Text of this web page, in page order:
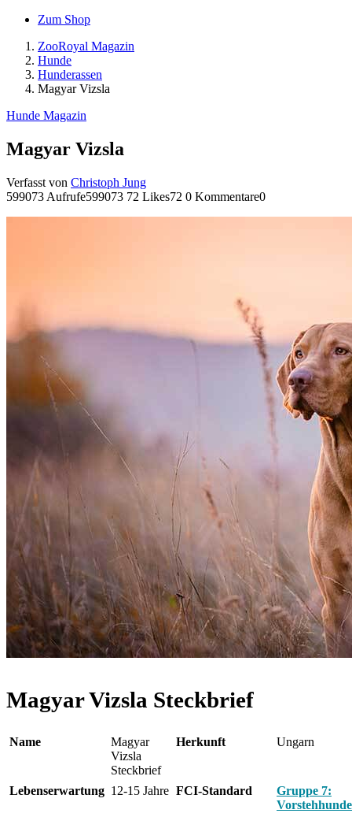
Zum Shop
ZooRoyal Magazin
Hunde
Hunderassen
Magyar Vizsla
Hunde Magazin
Magyar Vizsla
Verfasst von Christoph Jung
599073 Aufrufe599073 72 Likes72 0 Kommentare0
Magyar Vizsla Steckbrief
Name
Magyar
Vizsla
Steckbrief
Herkunft Ungarn
Lebenserwartung 12-15 Jahre FCI-Standard
Gruppe 7:
Vorstehhunde